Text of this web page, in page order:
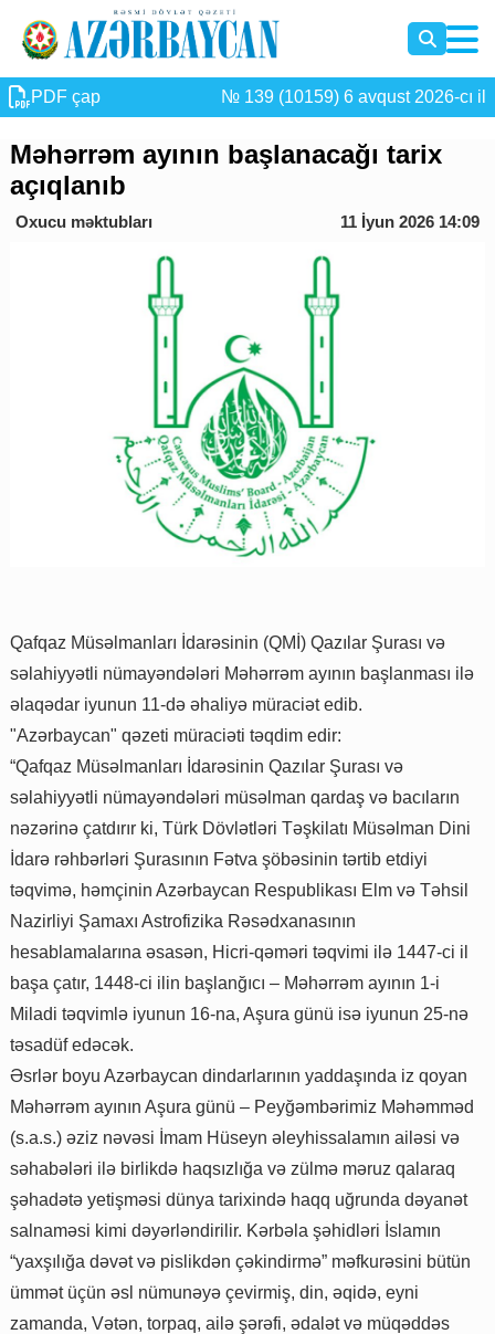
PDF çap № 139 (10159) 6 avqust 2026-cı il
Məhərrəm ayının başlanacağı tarix
açıqlanıb
Oxucu məktubları 11 İyun 2026 14:09
Qafqaz Müsəlmanları İdarəsinin (QMİ) Qazılar Şurası və
səlahiyyətli nümayəndələri Məhərrəm ayının başlanması ilə
əlaqədar iyunun 11-də əhaliyə müraciət edib.
"Azərbaycan" qəzeti müraciəti təqdim edir:
“Qafqaz Müsəlmanları İdarəsinin Qazılar Şurası və
səlahiyyətli nümayəndələri müsəlman qardaş və bacıların
nəzərinə çatdırır ki, Türk Dövlətləri Təşkilatı Müsəlman Dini
İdarə rəhbərləri Şurasının Fətva şöbəsinin tərtib etdiyi
təqvimə, həmçinin Azərbaycan Respublikası Elm və Təhsil
Nazirliyi Şamaxı Astrofizika Rəsədxanasının
hesablamalarına əsasən, Hicri-qəməri təqvimi ilə 1447-ci il
başa çatır, 1448-ci ilin başlanğıcı – Məhərrəm ayının 1-i
Miladi təqvimlə iyunun 16-na, Aşura günü isə iyunun 25-nə
təsadüf edəcək.
Əsrlər boyu Azərbaycan dindarlarının yaddaşında iz qoyan
Məhərrəm ayının Aşura günü – Peyğəmbərimiz Məhəmməd
(s.a.s.) əziz nəvəsi İmam Hüseyn əleyhissalamın ailəsi və
səhabələri ilə birlikdə haqsızlığa və zülmə məruz qalaraq
şəhadətə yetişməsi dünya tarixində haqq uğrunda dəyanət
salnaməsi kimi dəyərləndirilir. Kərbəla şəhidləri İslamın
“yaxşılığa dəvət və pislikdən çəkindirmə” məfkurəsini bütün
ümmət üçün əsl nümunəyə çevirmiş, din, əqidə, eyni
zamanda, Vətən, torpaq, ailə şərəfi, ədalət və müqəddəs